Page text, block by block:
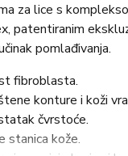
za lice s
patentiranim
pomlađivanja.
fibroblasta.
konture i koži
čvrstoće.
stanica kože.